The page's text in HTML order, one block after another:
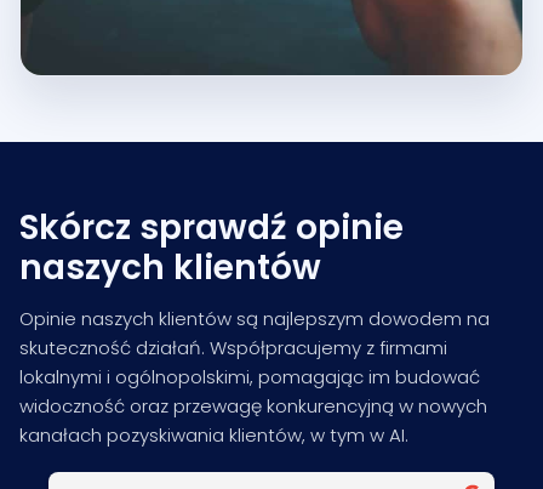
Skórcz sprawdź opinie
naszych klientów
Opinie naszych klientów są najlepszym dowodem na
skuteczność działań. Współpracujemy z firmami
lokalnymi i ogólnopolskimi, pomagając im budować
widoczność oraz przewagę konkurencyjną w nowych
kanałach pozyskiwania klientów, w tym w AI.